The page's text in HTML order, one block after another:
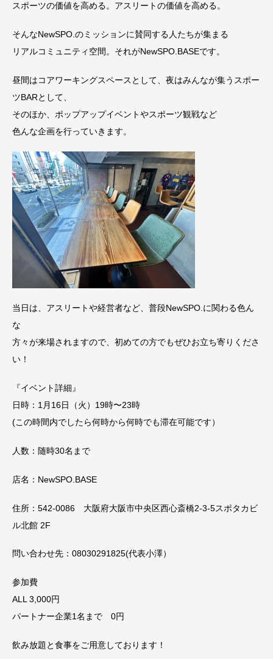
スポーツの価値を高める。アスリートの価値を高める。
そんなNewSPO.のミッションに賛同する人たちが集まる
リアルコミュニティ空間。それがNewSPO.BASEです。
昼間はコアワーキングスペースとして、夜はみんなが集うスポー
ツBARとして、
そのほか、ポップアップイベントやスポーツ観戦など
色んな企画を行っていきます。
当日は、アスリートや経営者など、普段NewSPO.に関わる色ん
な
方々が来場されますので、初めての方でもぜひお立ち寄りくださ
い！
『イベント詳細』
日時：1月16日（火）19時〜23時
(この時間内でしたら何時から何時でも滞在可能です）
人数：随時30名まで
店名：NewSPO.BASE
住所：542-0086 大阪府大阪市中央区西心斎橋2-3-5スポタカビ
ル北館 2F
問い合わせ先：08030291825(代表小澤）
参加費
ALL 3,000円
パートナー企業1名まで 0円
飲み放題と食事をご用意しております！